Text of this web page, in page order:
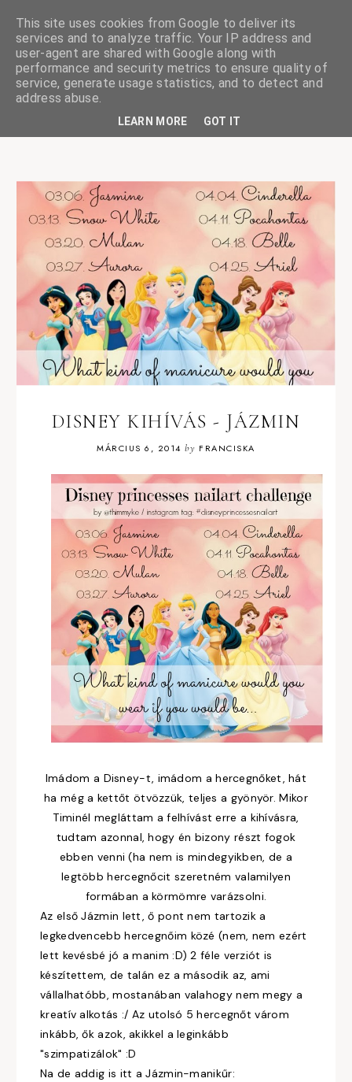
ciskaságok
DISNEY KIHÍVÁS - JÁZMIN
MÁRCIUS 6, 2014 by FRANCISKA
Imádom a Disney-t, imádom a hercegnőket, hát
ha még a kettőt ötvözzük, teljes a gyönyör. Mikor
Timinél megláttam a felhívást erre a kihívásra,
tudtam azonnal, hogy én bizony részt fogok
ebben venni (ha nem is mindegyikben, de a
legtöbb hercegnőcit szeretném valamilyen
formában a körmömre varázsolni.
Az első Jázmin lett, ő pont nem tartozik a
legkedvencebb hercegnőim közé (nem, nem ezért
lett kevésbé jó a manim :D) 2 féle verziót is
készítettem, de talán ez a második az, ami
vállalhatóbb, mostanában valahogy nem megy a
kreatív alkotás :/ Az utolsó 5 hercegnőt várom
inkább, ők azok, akikkel a leginkább
"szimpatizálok" :D
Na de addig is itt a Jázmin-manikűr:
This site uses cookies from Google to deliver its
services and to analyze traffic. Your IP address and
user-agent are shared with Google along with
performance and security metrics to ensure quality of
service, generate usage statistics, and to detect and
address abuse.
LEARN MORE GOT IT